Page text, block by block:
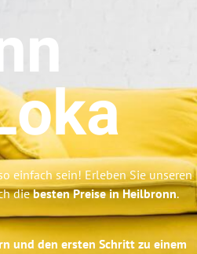
einfach sein! Erleben Sie unseren
diebesten Preise in Heilbronn.
und den ersten Schritt zu einem